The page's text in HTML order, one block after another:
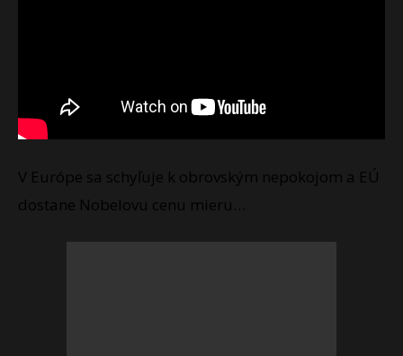
V Európe sa schyľuje k obrovským nepokojom a EÚ
dostane Nobelovu cenu mieru…